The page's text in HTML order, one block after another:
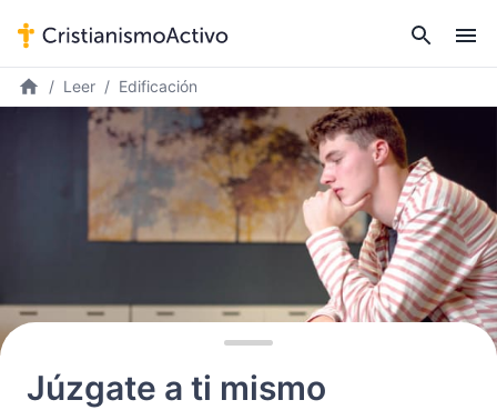
Leer Edificación
Júzgate a ti mismo